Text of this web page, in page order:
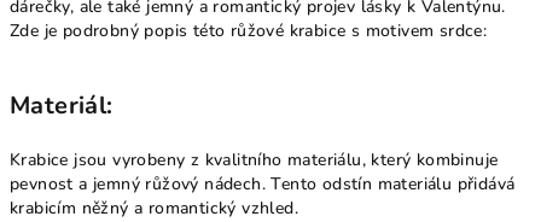
dárečky, ale také jemný a romantický projev lásky k Valentýnu.
Zde je podrobný popis této růžové krabice s motivem srdce:
Materiál:
Krabice jsou vyrobeny z kvalitního materiálu, který kombinuje
pevnost a jemný růžový nádech. Tento odstín materiálu přidává
krabicím něžný a romantický vzhled.